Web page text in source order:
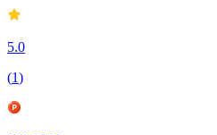
5.0
(1)